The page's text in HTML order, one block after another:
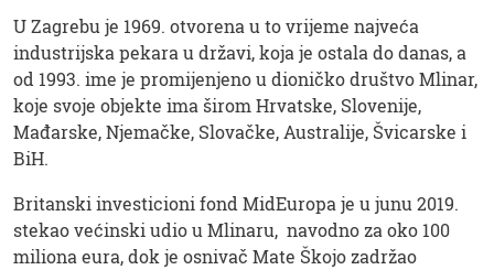
U Zagrebu je 1969. otvorena u to vrijeme najveća
industrijska pekara u državi, koja je ostala do danas, a
od 1993. ime je promijenjeno u dioničko društvo Mlinar,
koje svoje objekte ima širom Hrvatske, Slovenije,
Mađarske, Njemačke, Slovačke, Australije, Švicarske i
BiH.
Britanski investicioni fond MidEuropa je u junu 2019.
stekao većinski udio u Mlinaru, navodno za oko 100
miliona eura, dok je osnivač Mate Škojo zadržao